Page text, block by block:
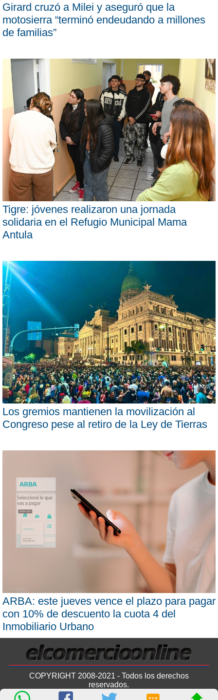
Girard cruzó a Milei y aseguró que la
motosierra “terminó endeudando a millones
de familias”
Tigre: jóvenes realizaron una jornada
solidaria en el Refugio Municipal Mama
Antula
Los gremios mantienen la movilización al
Congreso pese al retiro de la Ley de Tierras
ARBA: este jueves vence el plazo para pagar
con 10% de descuento la cuota 4 del
Inmobiliario Urbano
COPYRIGHT 2008-2021 - Todos los derechos
reservados.